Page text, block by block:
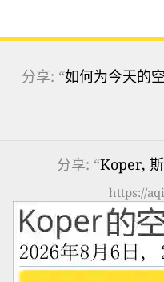
分享: “如何为今天的
分享: “Koper,
https://